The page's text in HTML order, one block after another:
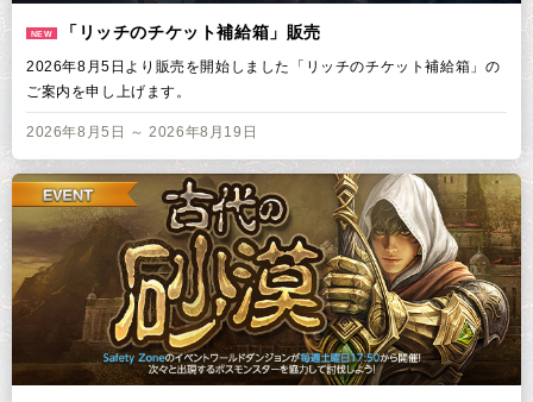
NEW 「リッチのチケット補給箱」販売
2026年8月5日より販売を開始しました「リッチのチケット補給箱」の
ご案内を申し上げます。
2026年8月5日 ～ 2026年8月19日